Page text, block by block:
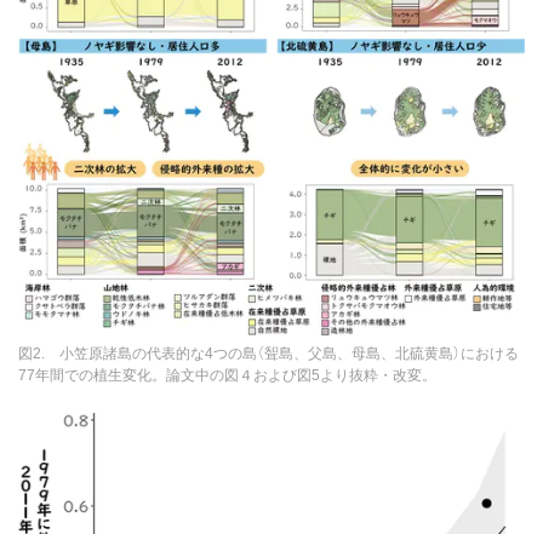
図2. 小笠原諸島の代表的な4つの島（聟島、父島、母島、北硫黄島）における
77年間での植生変化。論文中の図４および図5より抜粋・改変。